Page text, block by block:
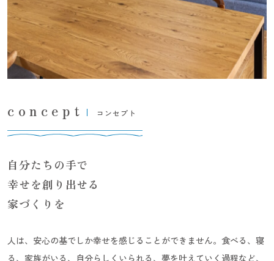
concept コンセプト
自分たちの手で
幸せを創り出せる
家づくりを
人は、安心の基でしか幸せを感じることができません。食べる、寝
る、家族がいる、自分らしくいられる、夢を叶えていく過程など、